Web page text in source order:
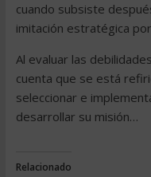
cuando subsiste
imitación estratégica
Al evaluar las
cuenta que se está
seleccionar e
desarrollar su misión…
Relacionado